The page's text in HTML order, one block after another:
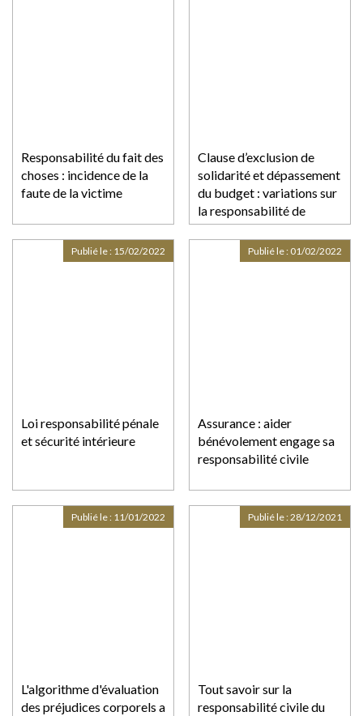
Responsabilité du fait des
choses : incidence de la
faute de la victime
Clause d’exclusion de
solidarité et dépassement
du budget : variations sur
la responsabilité de
l’architecte
Loi responsabilité pénale
et sécurité intérieure
Publié le : 15/02/2022
Assurance : aider
bénévolement engage sa
responsabilité civile
Publié le : 01/02/2022
L'algorithme d'évaluation
des préjudices corporels a
Publié le : 11/01/2022
Tout savoir sur la
responsabilité civile du
Publié le :28/12/2021